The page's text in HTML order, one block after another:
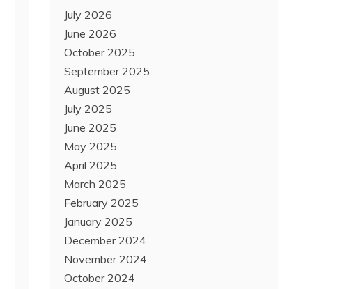
July 2026
June 2026
October 2025
September 2025
August 2025
July 2025
June 2025
May 2025
April 2025
March 2025
February 2025
January 2025
December 2024
November 2024
October 2024